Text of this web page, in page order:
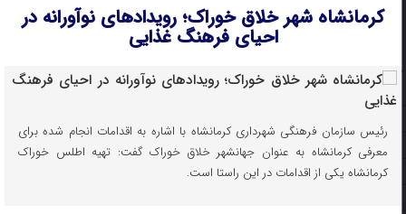
کرمانشاه شهر خلاق خوراک؛ رویدادهای نوآورانه در
احیای فرهنگ غذایی
رئیس سازمان فرهنگی شهرداری کرمانشاه با اشاره به اقدامات انجام شده برای
معرفی کرمانشاه به عنوان جهانشهر خلاق خوراک گفت: تهیه اطلس خوراک
کرمانشاه یکی از اقدامات در این راستا است.